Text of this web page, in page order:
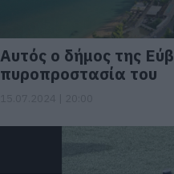
Αυτός ο δήμος της
πυροπροστασία του